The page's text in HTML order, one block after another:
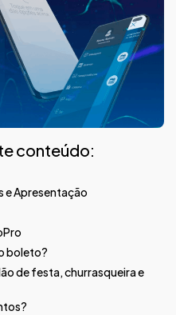
conteúdo:
e Apresentação
boleto?
de festa, churrasqueira e